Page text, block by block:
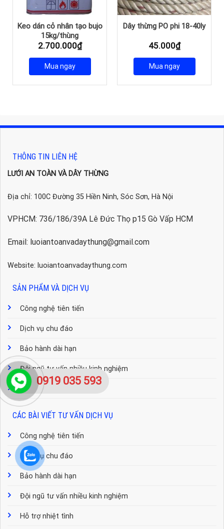
Keo dán cỏ nhân tạo bujo
15kg/thùng
2.700.000₫
Mua ngay
Dây thừng PO phi 18-40ly
45.000₫
Mua ngay
THÔNG TIN LIÊN HỆ
LƯỚI AN TOÀN VÀ DÂY THỪNG
Địa chỉ: 100C Đường 35 Hiền Ninh, Sóc Sơn, Hà Nội
VPHCM: 736/186/39A Lê Đức Thọ p15 Gò Vấp HCM
Email: luoiantoanvadaythung@gmail.com
Website: luoiantoanvadaythung.com
SẢN PHẨM VÀ DỊCH VỤ
Công nghệ tiên tiến
Dịch vụ chu đáo
Bảo hành dài hạn
Đội ngũ tư vấn nhiều kinh nghiệm
Hỗ trợ nhiệt tình
CÁC BÀI VIẾT TƯ VẤN DỊCH VỤ
Công nghệ tiên tiến
Dịch vụ chu đáo
Bảo hành dài hạn
Đội ngũ tư vấn nhiều kinh nghiệm
Hỗ trợ nhiệt tình
0919 035 593